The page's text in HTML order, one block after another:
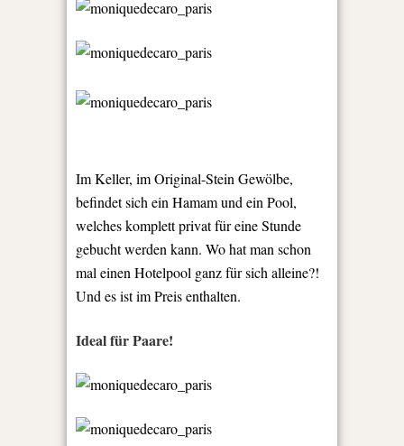
Im Keller, im Original-Stein Gewölbe,
befindet sich ein Hamam und ein Pool,
welches komplett privat für eine Stunde
gebucht werden kann. Wo hat man schon
mal einen Hotelpool ganz für sich alleine?!
Und es ist im Preis enthalten.
Ideal für Paare!